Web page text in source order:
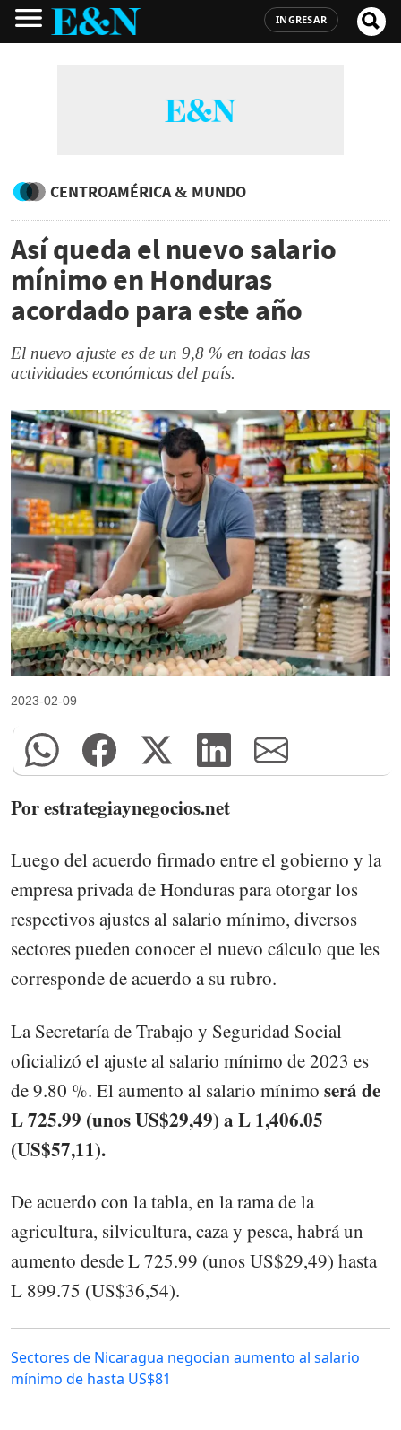
INGRESAR
CENTROAMÉRICA & MUNDO
Así queda el nuevo salario
mínimo en Honduras
acordado para este año
El nuevo ajuste es de un 9,8 % en todas las
actividades económicas del país.
2023-02-09
Por estrategiaynegocios.net
Luego del acuerdo firmado entre el gobierno y la
empresa privada de Honduras para otorgar los
respectivos ajustes al salario mínimo, diversos
sectores pueden conocer el nuevo cálculo que les
corresponde de acuerdo a su rubro.
La Secretaría de Trabajo y Seguridad Social
oficializó el ajuste al salario mínimo de 2023 es
de 9.80 %. El aumento al salario mínimo será de
L 725.99 (unos US$29,49) a L 1,406.05
(US$57,11).
De acuerdo con la tabla, en la rama de la
agricultura, silvicultura, caza y pesca, habrá un
aumento desde L 725.99 (unos US$29,49) hasta
L 899.75 (US$36,54).
Sectores de Nicaragua negocian aumento al salario
mínimo de hasta US$81